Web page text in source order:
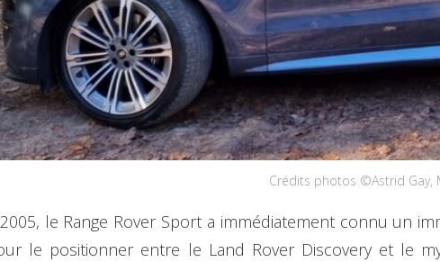
Crédits photos ©Astrid Gay,
le Range Rover Sport a immédiatement connu un
le positionner entre le Land Rover Discovery et le